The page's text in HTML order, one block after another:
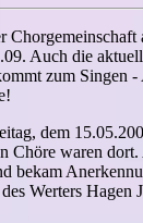
Auch die
zum Singen
dem
Chöre waren
bekam
des Werters Hagen